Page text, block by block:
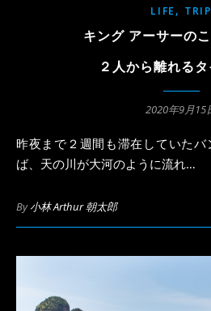
LIFE , TRIP
キング アーサーの
２人から離れる
2020年9月15
昨夜まで２週間も滞在していたバンガローから空を眺めれ
ば、天の川が大河のように流れ…
By小林 Arthur 朝太郎